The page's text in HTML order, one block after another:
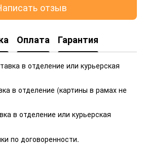
отзыв
Оплата Гарантия
в отделение или курьерская
в отделение (картины в рамах не
в отделение или курьерская
по договоренности.